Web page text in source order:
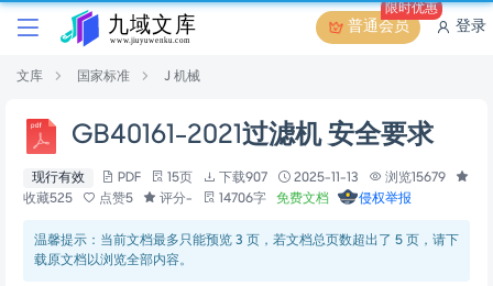
普通会员
限时优惠
登录
文库 国家标准 J 机械
GB40161-2021过滤机 安全要求
现行有效 PDF 15页 下载907 2025-11-13
浏览15679
收藏525
点赞5 评分- 14706字 免费文档 侵权举报
温馨提示：当前文档最多只能预览 3 页，若文档总页数超出了 5 页，请下
载原文档以浏览全部内容。